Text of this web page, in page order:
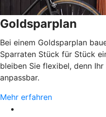
Goldsparplan
Bei einem Goldsparplan
Sparraten Stück für Stück
bleiben Sie flexibel, denn
anpassbar.
Mehr erfahren